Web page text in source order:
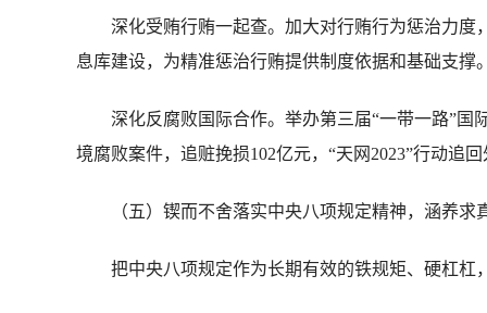
深化受贿行贿一起查。加大对行贿行为惩治力度
息库建设，为精准惩治行贿提供制度依据和基础支撑
深化反腐败国际合作。举办第三届“一带一路”国
境腐败案件，追赃挽损102亿元，“天网2023”行动追
（五）锲而不舍落实中央八项规定精神，涵养求
把中央八项规定作为长期有效的铁规矩、硬杠杠